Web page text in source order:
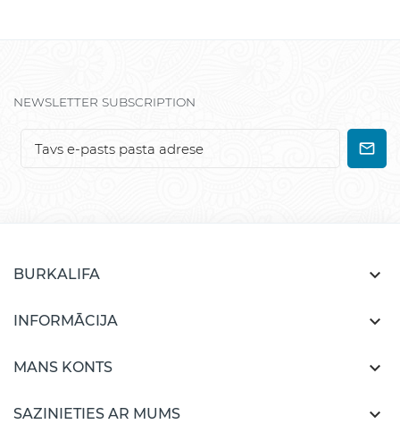
NEWSLETTER SUBSCRIPTION
BURKALIFA 
INFORMĀCIJA 
MANS KONTS 
SAZINIETIES AR MUMS 